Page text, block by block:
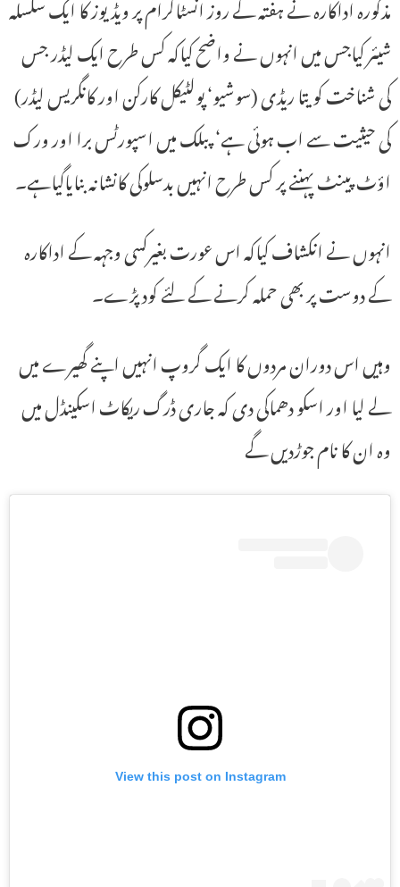
شیئر کیاجس میں انہوں نے واضح کیاکہ کس طرح ایک لیڈر جس
کی شناخت کویتا ریڈی (سوشیو‘ پولٹیکل کارکن اور کانگریس لیڈر)
کی حیثیت سے اب ہوئی ہے‘ پبلک میں اسپورٹس برا اور ورک
اؤٹ پینٹ پہننے پر کس طرح انہیں بدسلوکی کانشانہ بنایاگیاہے۔
انہوں نے انکشاف کیاکہ اس عورت بغیرکسی وجہہ کے اداکارہ
کے دوست پر بھی حملہ کرنے کے لئے کود پڑے۔
وہیں اس دوران مردوں کا ایک گروپ انہیں اپنے گھیرے میں
لے لیا اور اسکو دھماکی دی کہ جاری ڈرگ ریکاٹ اسکینڈل میں
وہ ان کا نام جوڑدیں گے
View this post on Instagram